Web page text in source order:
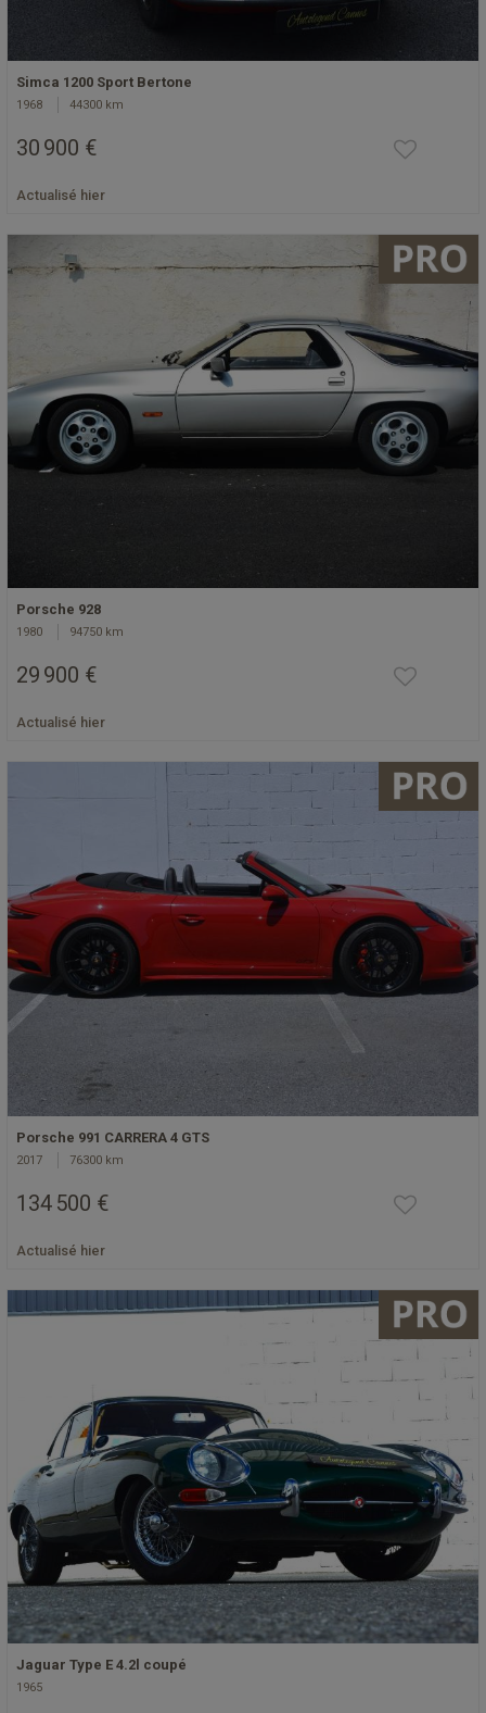
Simca 1200 Sport Bertone
1968 44300 km
30 900 €
Actualisé hier
Porsche 928
1980 94750 km
29 900 €
Actualisé hier
Porsche 991 CARRERA 4 GTS
2017 76300 km
134 500 €
Actualisé hier
Jaguar Type E 4.2l coupé
1965